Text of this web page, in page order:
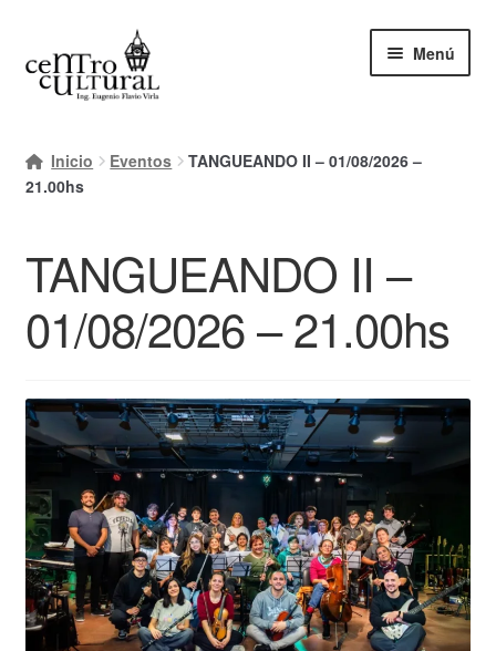
a
al
contenido
Menú
Mi cuenta
Finalizar compra
Ayuda Rapida
Inicio Eventos
TANGUEANDO II – 01/08/2026 –
21.00hs
TANGUEANDO II –
01/08/2026 – 21.00hs